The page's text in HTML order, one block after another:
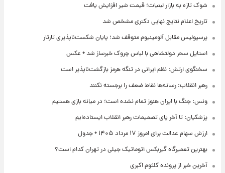
شوک تازه به بازار لبنیات؛ قیمت شیر افزایش یافت
تاریخ اعلام نتایج نهایی دکتری مشخص شد
پرسپولیس مقابل آلومینیوم متوقف شد؛ پایان شکست‌ناپذیری تارتار
استایل سحر دولتشاهی با لباس چروک خبرساز شد + عکس
سخنگوی ارتش: نظم ایرانی در تنگه هرمز بازگشت‌ناپذیر است
رهبر انقلاب: رسانه‌ها نقاط ضعف را برجسته نکنند
ونس: جنگ با ایران هنوز تمام نشده است؛ در میانه بازی هستیم
پزشکیان: تا آخر پای تصمیمات رهبر انقلاب ایستاده‌ایم
ارزش سهام عدالت برای امروز ۱۷ مرداد ۱۴۰۵ + جدول
بهترین تعمیرگاه گیربکس اتوماتیک جیلی در تهران کدام است؟
آخرین خبر از پرونده کلثوم اکبری